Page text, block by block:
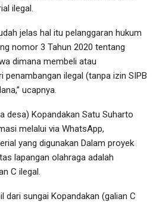
ilegal.
jelas hal itu pelanggaran hukum
nomor 3 Tahun 2020 tentang
dimana membeli atau
penambangan ilegal (tanpa izin SIPB
ucapnya.
desa) Kopandakan Satu Suharto
melalui via WhatsApp,
yang digunakan Dalam proyek
lapangan olahraga adalah
C ilegal.
dari sungai Kopandakan (galian C